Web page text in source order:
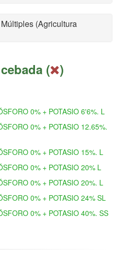
(Agricultura
cebada ( )
0% + POTASIO 6'6%. L
0% + POTASIO 12.65%.
0% + POTASIO 15%. L
0% + POTASIO 20% L
0% + POTASIO 20%. L
0% + POTASIO 24% SL
0% + POTASIO 40%. SS